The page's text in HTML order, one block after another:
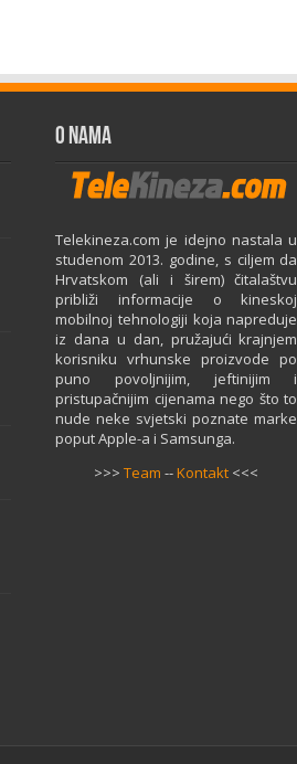
O Nama
Telekineza.com je idejno nastala u
studenom 2013. godine, s ciljem da
Hrvatskom (ali i širem) čitalaštvu
približi informacije o kineskoj
mobilnoj tehnologiji koja napreduje
iz dana u dan, pružajući krajnjem
korisniku vrhunske proizvode po
puno povoljnijim, jeftinijim i
pristupačnijim cijenama nego što to
nude neke svjetski poznate marke
poput Apple-a i Samsunga.
>>>Team --Kontakt <<<